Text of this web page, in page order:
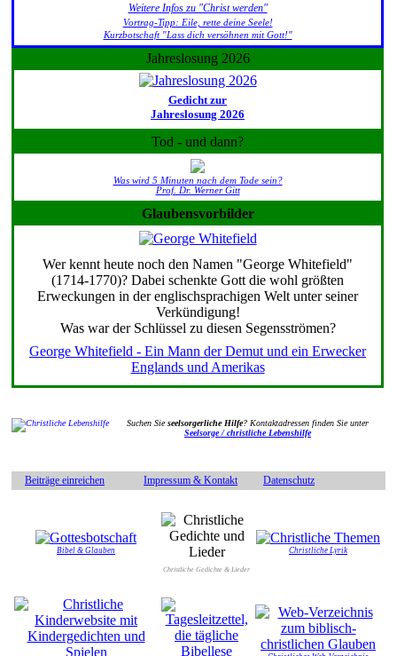
Weitere Infos zu "Christ werden"
Vortrag-Tipp: Eile, rette deine Seele!
Kurzbotschaft "Lass dich versöhnen mit Gott!"
Jahreslosung 2026
Gedicht zur
Jahreslosung 2026
Tod - und dann?
Was wird 5 Minuten nach dem Tode sein?
Prof. Dr. Werner Gitt
Glaubensvorbilder
Wer kennt heute noch den Namen "George Whitefield"
(1714-1770)? Dabei schenkte Gott die wohl größten
Erweckungen in der englischsprachigen Welt unter seiner
Verkündigung!
Was war der Schlüssel zu diesen Segensströmen?
George Whitefield - Ein Mann der Demut und ein Erwecker
Englands und Amerikas
Suchen Sieseelsorgerliche Hilfe? Kontaktadressen finden Sie unter
Seelsorge / christliche Lebenshilfe
Beiträge einreichen Impressum & Kontakt Datenschutz
Bibel & Glauben
Christliche Gedichte & Lieder
Christliche Lyrik